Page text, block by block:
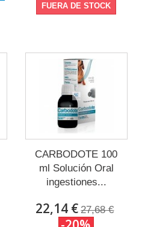
FUERA DE STOCK
CARBODOTE 100
ml Solución Oral
ingestiones...
22,14 € 27,68 €